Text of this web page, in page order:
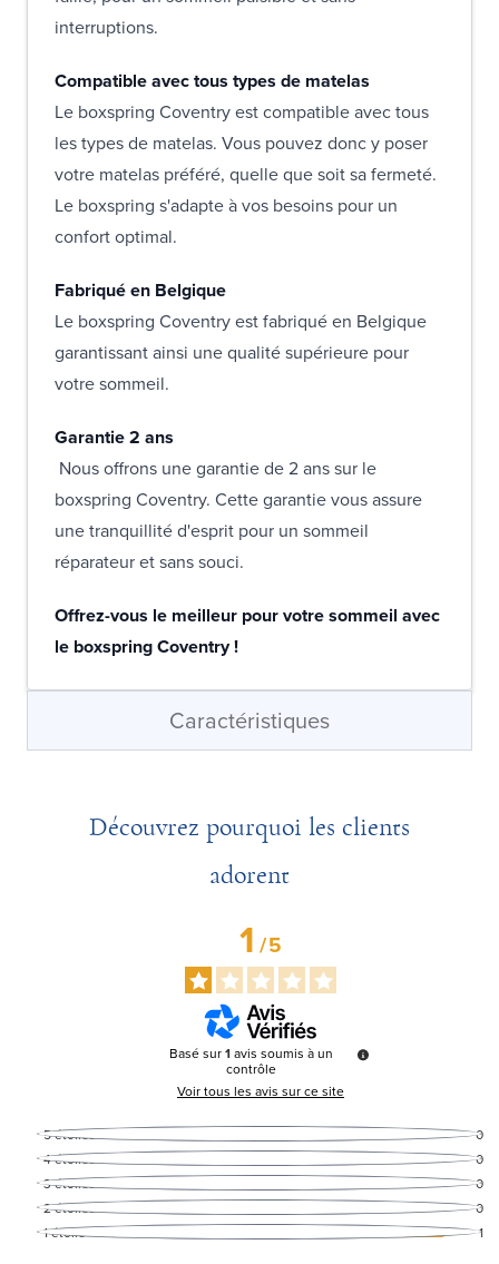
interruptions.
Compatible avec tous types de matelas
Le boxspring Coventry est compatible avec tous
les types de matelas. Vous pouvez donc y poser
votre matelas préféré, quelle que soit sa fermeté.
Le boxspring s'adapte à vos besoins pour un
confort optimal.
Fabriqué en Belgique
Le boxspring Coventry est fabriqué en Belgique
garantissant ainsi une qualité supérieure pour
votre sommeil.
Garantie 2 ans
Nous offrons une garantie de 2 ans sur le
boxspring Coventry. Cette garantie vous assure
une tranquillité d'esprit pour un sommeil
réparateur et sans souci.
Offrez-vous le meilleur pour votre sommeil avec
le boxspring Coventry !
Caractéristiques
Découvrez pourquoi les clients
adorent
1/5
Basé sur1avis soumis à un
contrôle
Voir tous les avis sur ce site
5étoiles
0
4étoiles
0
3étoiles
0
2étoiles
0
1étoile 1